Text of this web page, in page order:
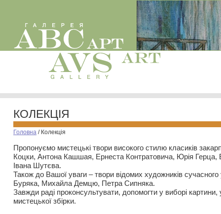
КОЛЕКЦІЯ
Головна / Колекція
Пропонуємо мистецькі твори високого стилю класиків
Коцки, Антона Кашшая, Ернеста Контратовича, Юрія
Івана Шутєва.
Також до Вашої уваги – твори відомих художників
Буряка, Михайла Демцю, Петра Сипняка.
Завжди раді проконсультувати, допомогти у виборі картини,
мистецької збірки.